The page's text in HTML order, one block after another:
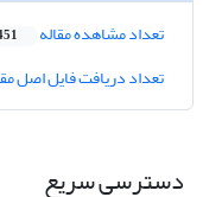
تعداد مشاهده مقاله
تعداد دریافت فایل اصل
دسترسی سریع